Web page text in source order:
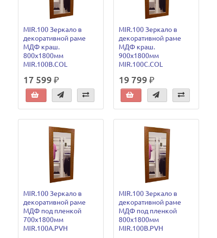
MIR.100 Зеркало в
декоративной раме
МДФ краш.
800х1800мм
MIR.100B.COL
17 599 ₽
MIR.100 Зеркало в
декоративной раме
МДФ краш.
900х1800мм
MIR.100C.COL
19 799 ₽
MIR.100 Зеркало в
декоративной раме
МДФ под пленкой
700х1800мм
MIR.100A.PVH
MIR.100 Зеркало в
декоративной раме
МДФ под пленкой
800х1800мм
MIR.100B.PVH